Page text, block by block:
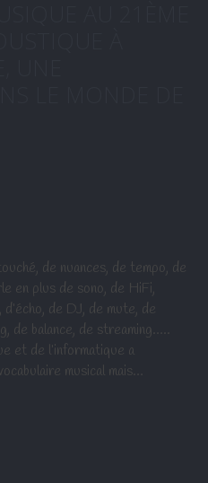
de nuances, de tempo, de
en plus de sono, de HiFi,
de DJ, de mute, de
de balance, de streaming…..
et de l’informatique a
musical mais…